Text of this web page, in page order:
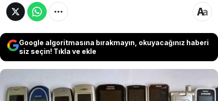
Google algoritmasına bırakmayın, okuyacağınız haberi
siz seçin! Tıkla ve ekle
Bir zamanlar telefon piyasasının dev ismi olan o